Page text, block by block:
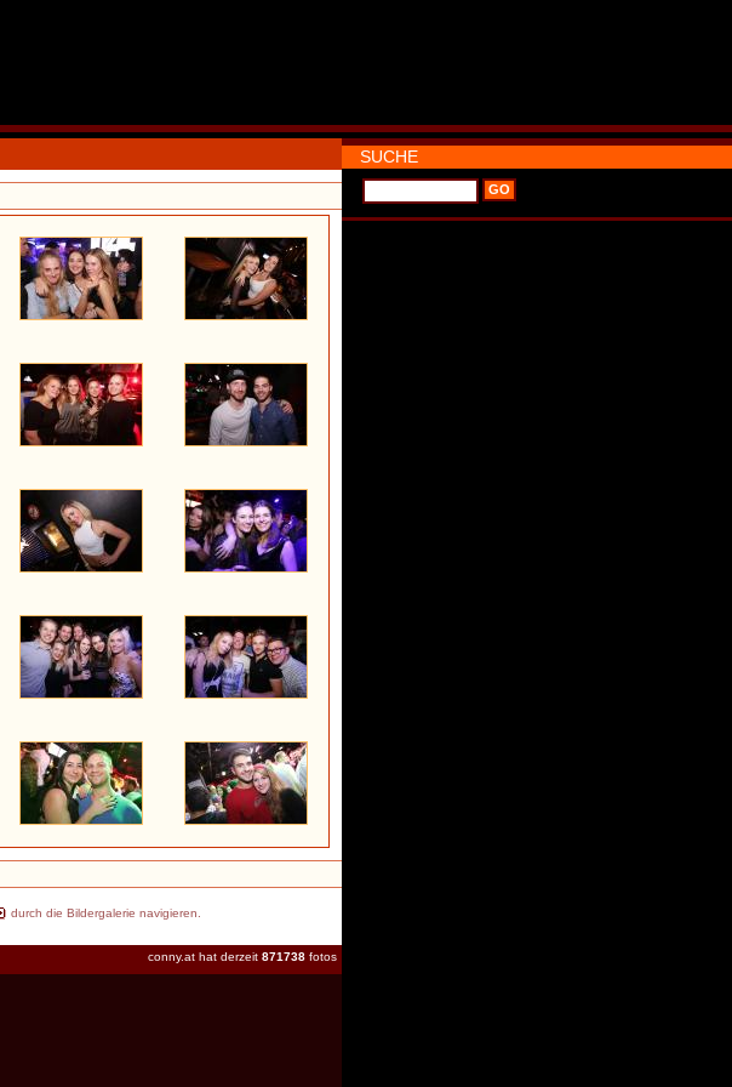
durch die Bildergalerie navigieren.
conny.at hat derzeit 871738 fotos
SUCHE